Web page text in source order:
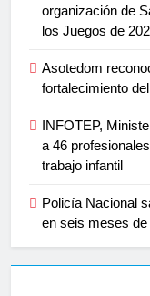
organización de
los Juegos de
Asotedom
fortalecimiento
INFOTEP,
a 46
trabajo infantil
Policía Nacional
en seis meses